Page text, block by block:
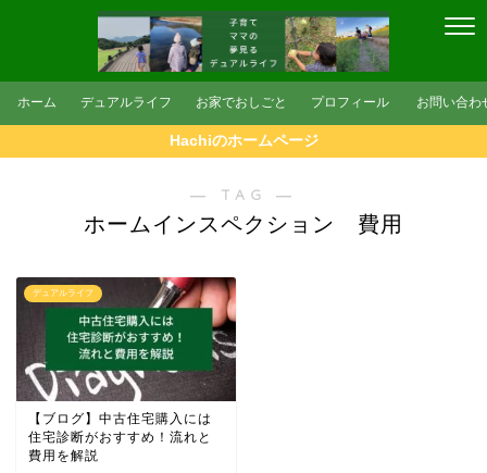
ホーム デュアルライフ お家でおしごと プロフィール お問い合わ
Hachiのホームページ
― TAG ―
ホームインスペクション 費用
デュアルライフ
【ブログ】中古住宅購入には
住宅診断がおすすめ！流れと
費用を解説